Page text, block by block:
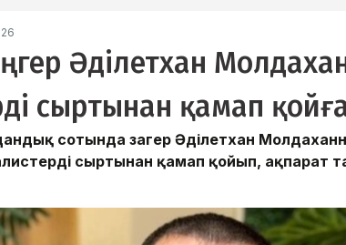
Әділетхан
сыртынан қамап
сотында заңгер Әділетхан
сыртынан қамап қойып, ақпарат